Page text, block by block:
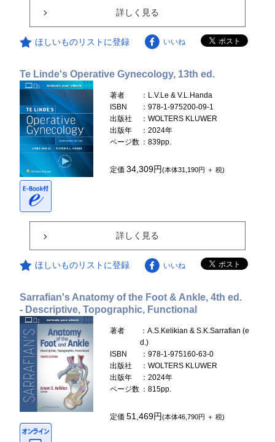
詳しく見る
ほしいものリストに登録 いいね
Te Linde's Operative Gynecology, 13th ed.
著者
：L.V.Le & V.L.Handa
ISBN
：978-1-975200-09-1
出版社
：WOLTERS KLUWER
出版年
：2024年
ページ数 ：839pp.
定価34,309円(本体31,190円 ＋ 税)
詳しく見る
ほしいものリストに登録 いいね
Sarrafian's Anatomy of the Foot & Ankle, 4th ed.
- Descriptive, Topographic, Functional
著者
：A.S.Kelikian & S.K.Sarrafian (e
d.)
ISBN
：978-1-975160-63-0
出版社
：WOLTERS KLUWER
出版年
：2024年
ページ数 ：815pp.
定価51,469円(本体46,790円 ＋ 税)